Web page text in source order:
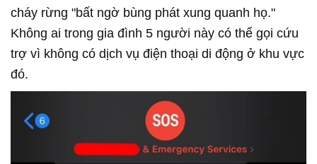
cháy rừng "bất ngờ bùng phát xung quanh họ."
Không ai trong gia đình 5 người này có thể gọi cứu
trợ vì không có dịch vụ điện thoại di động ở khu vực
đó.